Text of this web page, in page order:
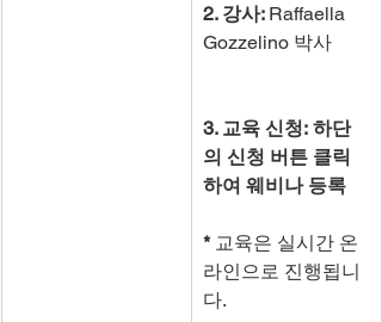
2. 강사: Raffaella
Gozzelino 박사
3. 교육 신청: 하단
의 신청 버튼 클릭
하여 웨비나 등록
* 교육은 실시간 온
라인으로 진행됩니
다.